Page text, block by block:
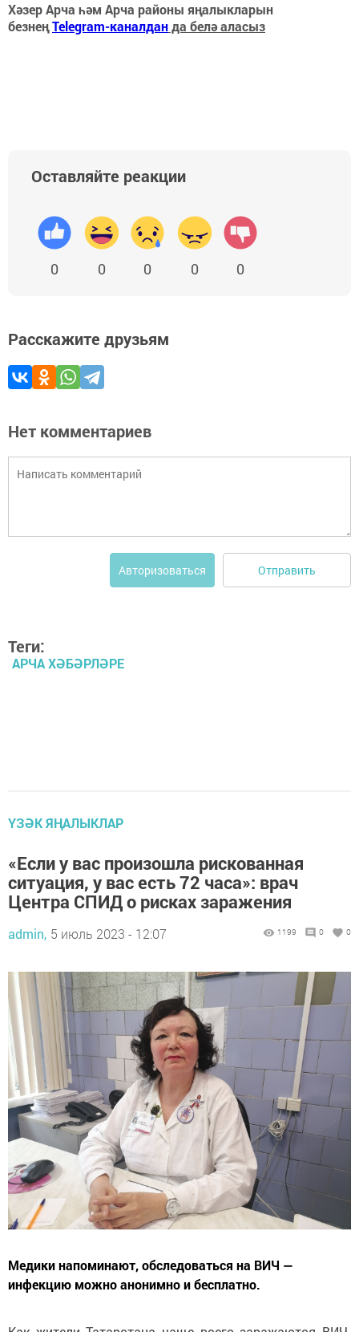
Хәзер Арча һәм Арча районы яңалыкларын
безнеңTelegram-каналданда белә аласыз
Оставляйте реакции
0 0 0 0 0
Расскажите друзьям
Нет комментариев
Авторизоваться Отправить
Теги:
АРЧА ХӘБӘРЛӘРЕ
ҮЗӘК ЯҢАЛЫКЛАР
«Если у вас произошла рискованная
ситуация, у вас есть 72 часа»: врач
Центра СПИД о рисках заражения
admin, 5 июль 2023 - 12:07 1199 0 0
Медики напоминают, обследоваться на ВИЧ —
инфекцию можно анонимно и бесплатно.